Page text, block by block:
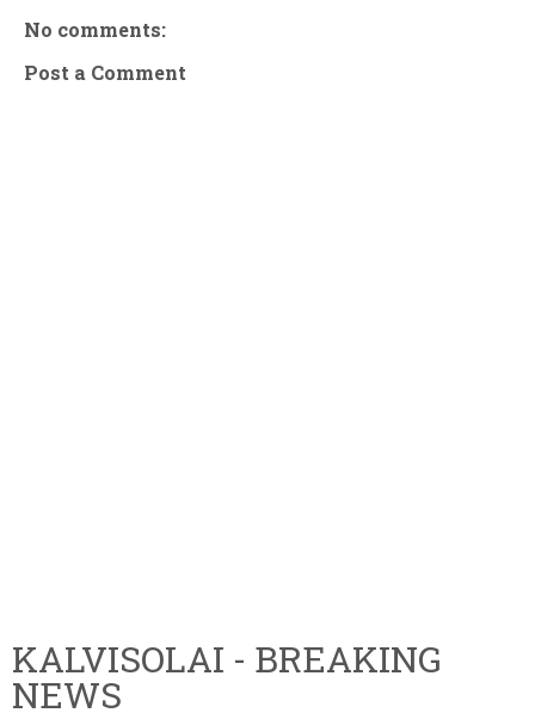
No comments:
Post a Comment
KALVISOLAI - BREAKING
NEWS